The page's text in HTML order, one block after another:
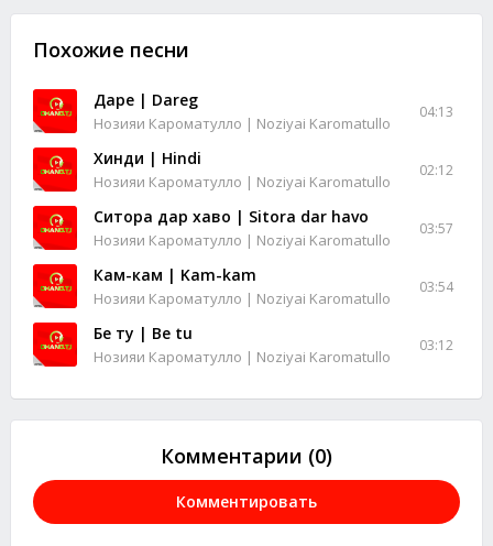
Похожие песни
Дареғ | Dareg
Нозияи Кароматулло | Noziyai Karomatullo
04:13
Хинди | Hindi
Нозияи Кароматулло | Noziyai Karomatullo
02:12
Ситора дар хаво | Sitora dar havo
Нозияи Кароматулло | Noziyai Karomatullo
03:57
Кам-кам | Kam-kam
Нозияи Кароматулло | Noziyai Karomatullo
03:54
Бе ту | Be tu
Нозияи Кароматулло | Noziyai Karomatullo
03:12
Комментарии (0)
Комментировать